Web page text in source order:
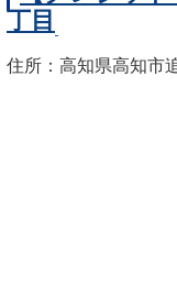
丁目
住所：高知県高知市